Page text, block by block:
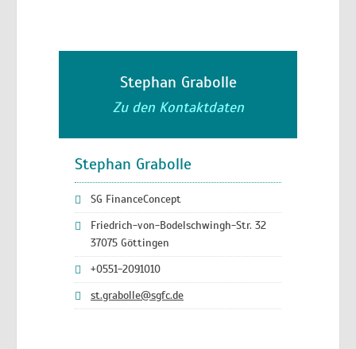
Stephan Grabolle
Zu den Kontaktdaten
Stephan Grabolle
SG FinanceConcept
Friedrich-von-Bodelschwingh-Str. 32
37075 Göttingen
+0551-2091010
st.grabolle@sgfc.de